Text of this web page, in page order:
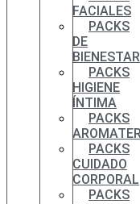
FACIALES
PACKS
DE
BIENESTAR
PACKS
HIGIENE
ÍNTIMA
PACKS
PACKS
CUIDADO
CORPORAL
PACKS